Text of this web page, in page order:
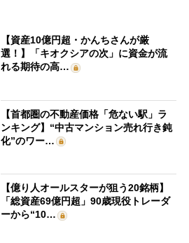
【資産10億円超・かんちさんが厳
選！】「キオクシアの次」に資金が流
れる期待の高…
【首都圏の不動産価格「危ない駅」ラ
ンキング】“中古マンション売れ行き鈍
化”のワー…
【億り人オールスターが狙う20銘柄】
「総資産69億円超」90歳現役トレーダ
ーから“10…